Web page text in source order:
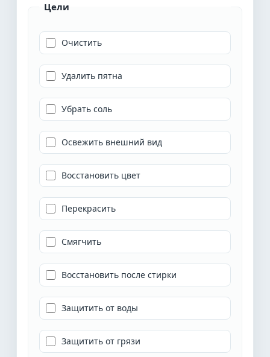
Цели
Очистить
Удалить пятна
Убрать соль
Освежить внешний вид
Восстановить цвет
Перекрасить
Смягчить
Восстановить после стирки
Защитить от воды
Защитить от грязи